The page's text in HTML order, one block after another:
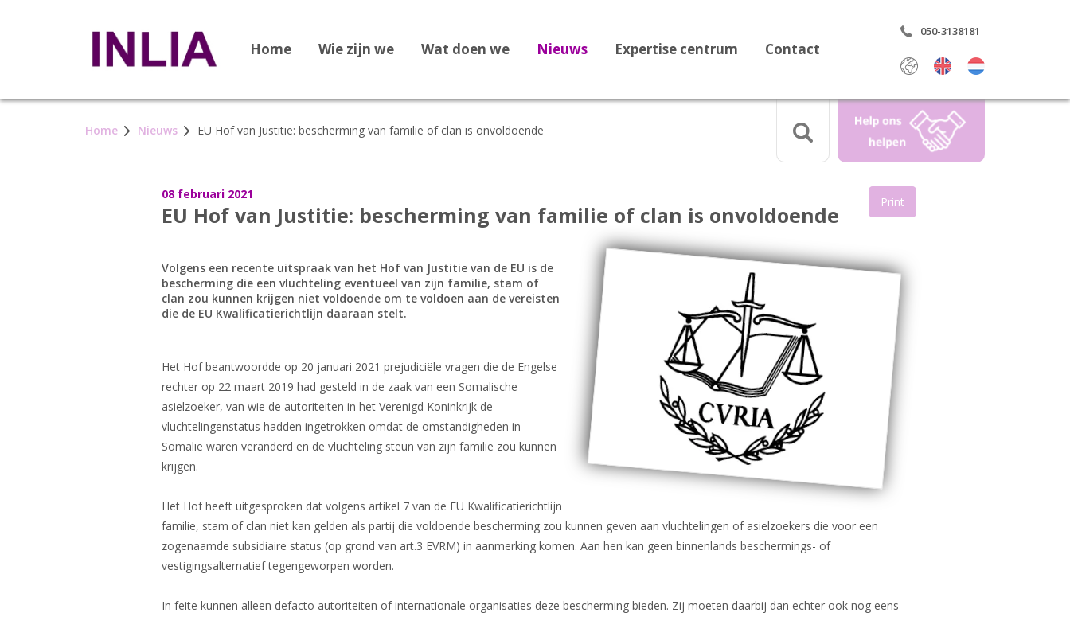
Home Wie zijn we Wat doen we Nieuws Expertise centrum
Dossier Bekeringen
Dossier Vreemdelingenbewaring
Dossier 1F Vluchtelingenverdrag
Dossier Leges
Dossier Afghanistan
Dossier Somalië
Nieuws
Contact
050-3138181
Select Language
Home Nieuws EU Hof van Justitie: bescherming van familie of clan is onvoldoende
08 februari 2021
EU Hof van Justitie: bescherming van familie of clan is onvoldoende Print
Volgens een recente uitspraak van het Hof van Justitie van de EU is de
bescherming die een vluchteling eventueel van zijn familie, stam of
clan zou kunnen krijgen niet voldoende om te voldoen aan de vereisten
die de EU Kwalificatierichtlijn daaraan stelt.
Het Hof beantwoordde op 20 januari 2021 prejudiciële vragen die de Engelse
rechter op 22 maart 2019 had gesteld in de zaak van een Somalische
asielzoeker, van wie de autoriteiten in het Verenigd Koninkrijk de
vluchtelingenstatus hadden ingetrokken omdat de omstandigheden in
Somalië waren veranderd en de vluchteling steun van zijn familie zou kunnen
krijgen.
Het Hof heeft uitgesproken dat volgens artikel 7 van de EU Kwalificatierichtlijn
familie, stam of clan niet kan gelden als partij die voldoende bescherming zou kunnen geven aan vluchtelingen of asielzoekers die voor een
zogenaamde subsidiaire status (op grond van art.3 EVRM) in aanmerking komen. Aan hen kan geen binnenlands beschermings- of
vestigingsalternatief tegengeworpen worden.
In feite kunnen alleen defacto autoriteiten of internationale organisaties deze bescherming bieden. Zij moeten daarbij dan echter ook nog eens